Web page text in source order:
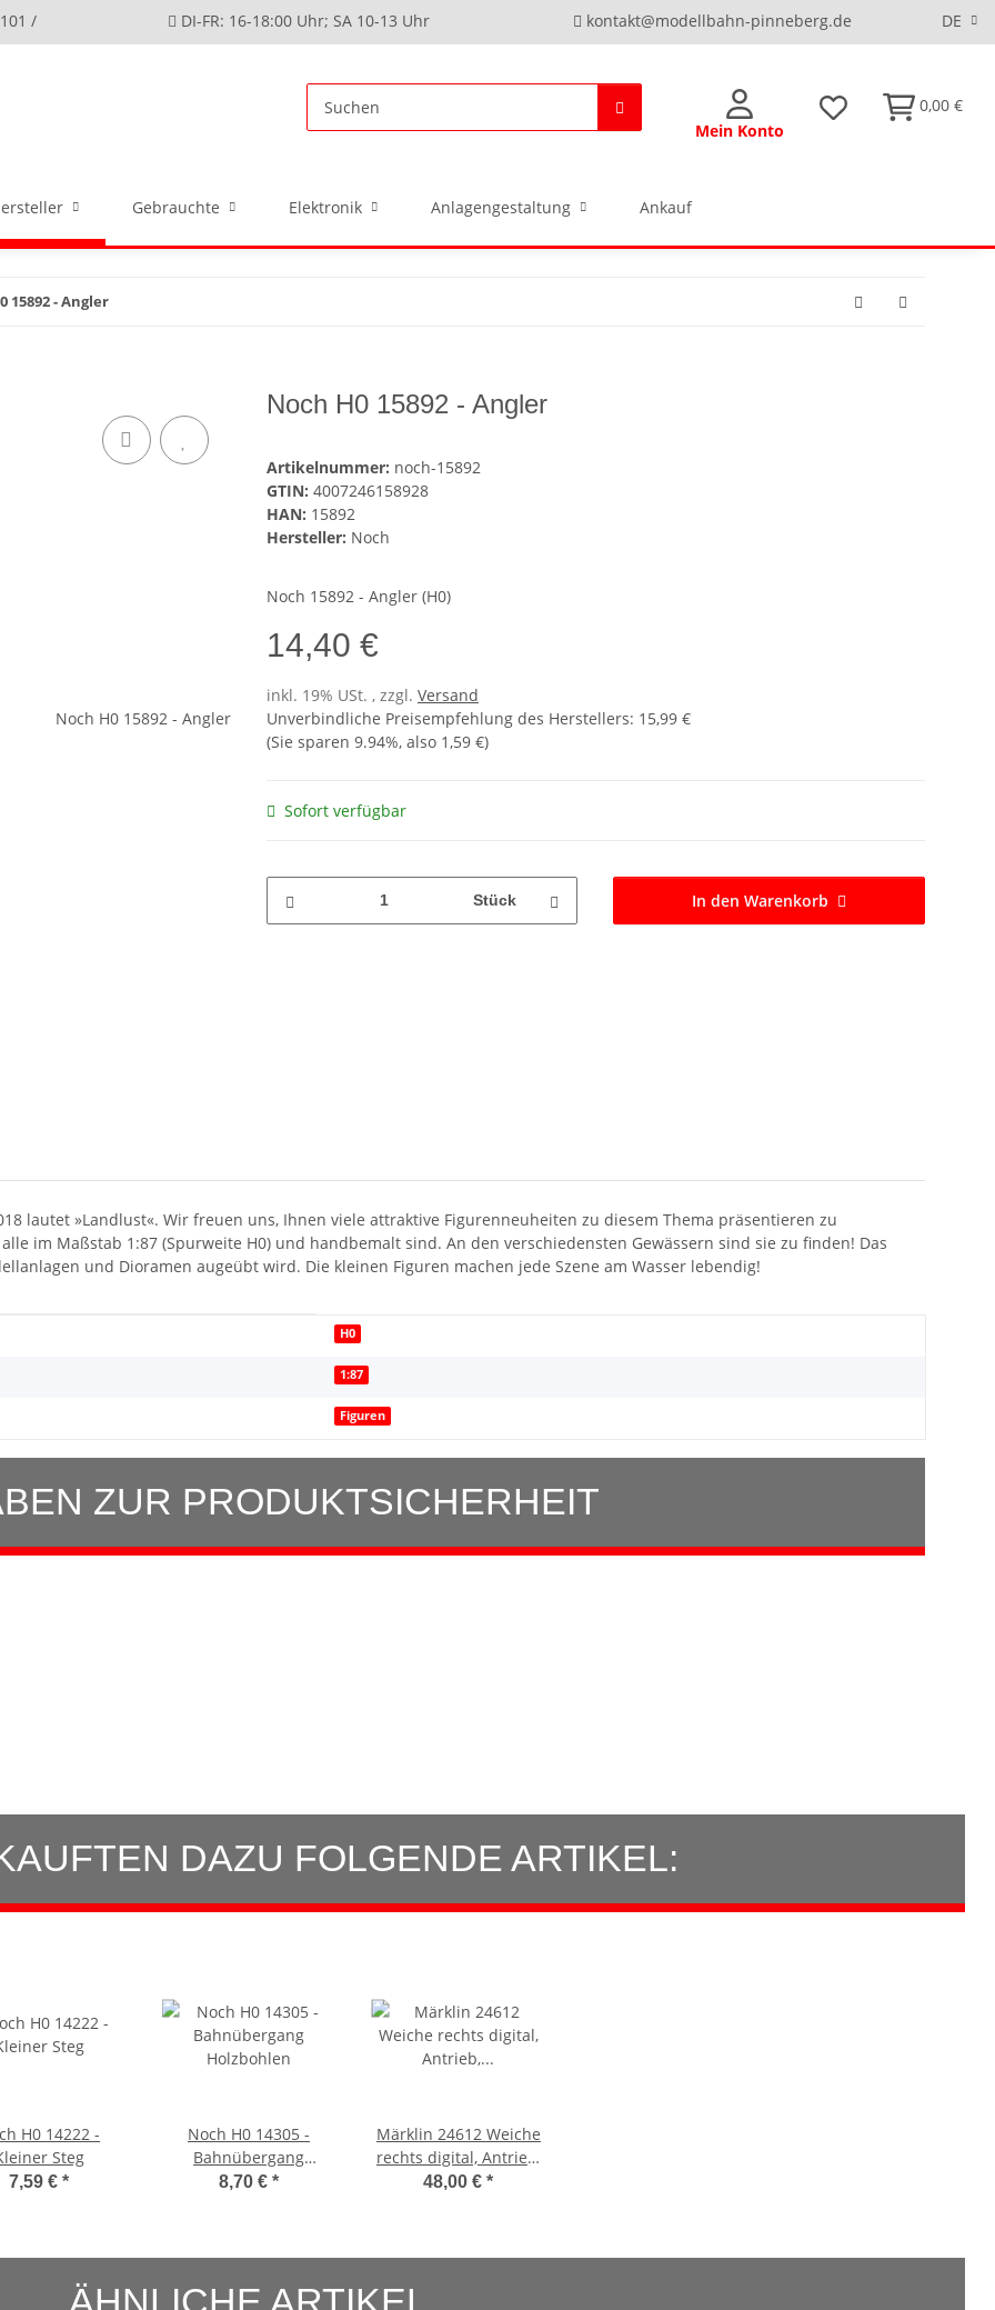
DE
/ DI-FR: 16-18:00 Uhr; SA 10-13 Uhr kontakt@modellbahn-pinneberg.de
Mein Konto
0,00 €
Gebrauchte Elektronik Anlagengestaltung Ankauf
15892 - Angler
Noch H0 15892 - Angler
Artikelnummer: noch-15892
GTIN: 4007246158928
HAN: 15892
Hersteller: Noch
Noch 15892 - Angler (H0)
14,40 €
inkl. 19% USt. , zzgl. Versand
Unverbindliche Preisempfehlung des Herstellers: 15,99 €
(Sie sparen 9.94%, also 1,59 €)
Sofort verfügbar
Stück In den Warenkorb
lautet »Landlust«. Wir freuen uns, Ihnen viele attraktive Figurenneuheiten zu diesem Thema präsentieren zu
im Maßstab 1:87 (Spurweite H0) und handbemalt sind. An den verschiedensten Gewässern sind sie zu finden! Das
und Dioramen augeübt wird. Die kleinen Figuren machen jede Szene am Wasser lebendig!
H0
1:87
Figuren
ZUR PRODUKTSICHERHEIT
DAZU FOLGENDE ARTIKEL:
H0 14222 -
Steg
7,59 €*
Noch H0 14305 -
Bahnübergang
Holzbohlen
8,70 € *
Märklin 24612 Weiche
rechts digital, Antrieb,
Decoder, Licht,
48,00 €*
ÄHNLICHE ARTIKEL